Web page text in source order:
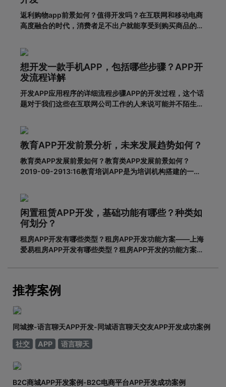
返利购物app前景如何？值得开发吗？在互联网和移动电商
高度融合的时代，消费者足不出户就能享受到购买商品的便
用户，许多企业和商家开始致力于返利购物app的建设。返
利购物app有什么优势？一、在网络上购买商品有哪些利
弊?对于消费者的
想开发一款手机APP，包括哪些步骤？APP开
发流程详解
开发APP应用程序的详细流程步骤APP的开发过程，这个话
题对于我们这些在互联网公司工作的人来说可能并不陌生，
了。其实，APP开发的流程并不复杂，接下来就带大家一起
看一下一套完整的APP开发流程包含哪些步骤。一、基本功
能需求阶段0
教育APP开发前景分析，未来发展趋势如何？
教育类APP发展前景如何？教育类APP发展前景如何？
2019-09-2913:16教育培训APP是为培训机构搭建的一个
的来了吗？据调查，截至2018年6月，我国网民规模达8.02
亿，普及率57.7%。其中，手机网民规模已达7.8
闲置租赁APP开发，基础功能有哪些？种类如
何划分？
租房APP开发有哪些类型？租房APP开发功能方案——上海
爱易租房APP开发有哪些类型？租房APP开发的功能方案
推荐案例
同城撩-语言聊天APP开发-同城语言聊天交友APP开发成功案例
社交
APP 语言聊天
B2C商城APP开发案例-B2C电商平台APP开发成功案例